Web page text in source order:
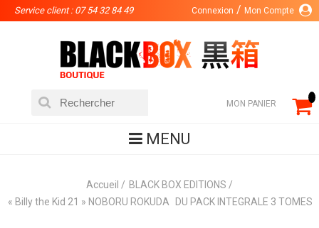
Service client : 07 54 32 84 49 Connexion Mon Compte
MON PANIER
MENU
Accueil
BLACK BOX EDITIONS
« Billy the Kid 21 » NOBORU ROKUDA DU PACK INTEGRALE 3 TOMES